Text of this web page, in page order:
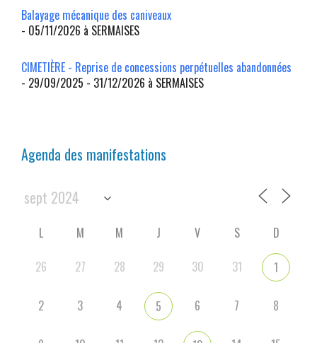
Balayage mécanique des caniveaux
- 05/11/2026 à SERMAISES
CIMETIÈRE - Reprise de concessions perpétuelles abandonnées
- 29/09/2025 - 31/12/2026 à SERMAISES
Agenda des manifestations
L M M J V S
D
26
27 28 29 30 31 1
2 3 4 5 6 7 8